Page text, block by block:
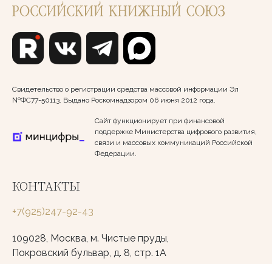
Свидетельство о регистрации средства массовой информации Эл
№ФС77-50113. Выдано Роскомнадзором 06 июня 2012 года.
Сайт функционирует при финансовой
поддержке Министерства цифрового развития,
связи и массовых коммуникаций Российской
Федерации.
КОНТАКТЫ
+7(925)247-92-43
109028, Москва, м. Чистые пруды,
Покровский бульвар, д. 8, стр. 1А